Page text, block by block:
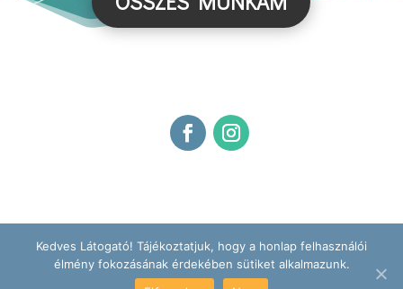
Kedves Látogató! Tájékoztatjuk, hogy a honlap felhasználói
élmény fokozásának érdekében sütiket alkalmazunk.